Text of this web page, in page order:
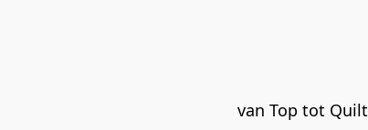
van Top tot Quilt